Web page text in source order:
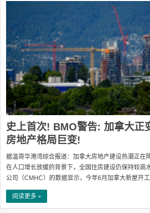
史上首次! BMO警告: 加拿大正
房地产格局巨变!
据温哥华港湾综合报道：加拿大房地产建设热潮正在
在人口增长放缓的背景下，全国住房建设仍保持较高
公司（CMHC）的数据显示，今年6月加拿大新屋开
阅读更多 »